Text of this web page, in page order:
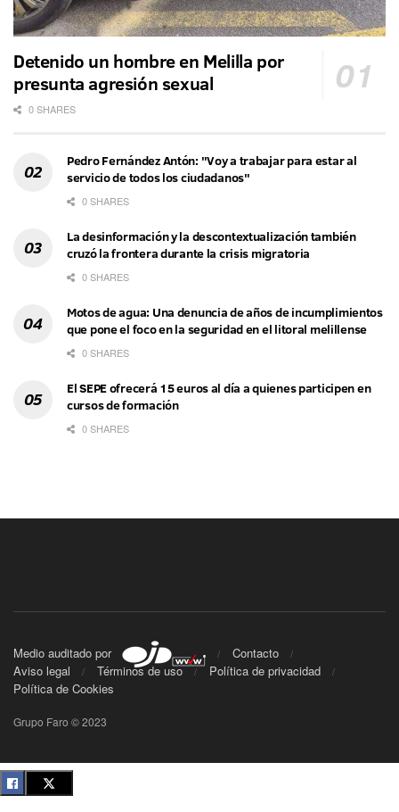
Detenido un hombre en Melilla por
presunta agresión sexual
0 SHARES
Pedro Fernández Antón: "Voy a trabajar para estar al
servicio de todos los ciudadanos"
0 SHARES
La desinformación y la descontextualización también
cruzó la frontera durante la crisis migratoria
0 SHARES
Motos de agua: Una denuncia de años de incumplimientos
que pone el foco en la seguridad en el litoral melillense
0 SHARES
El SEPE ofrecerá 15 euros al día a quienes participen en
cursos de formación
0 SHARES
Medio auditado por
Contacto
Aviso legal
Términos de uso
Política de privacidad
Política de Cookies
Grupo Faro © 2023